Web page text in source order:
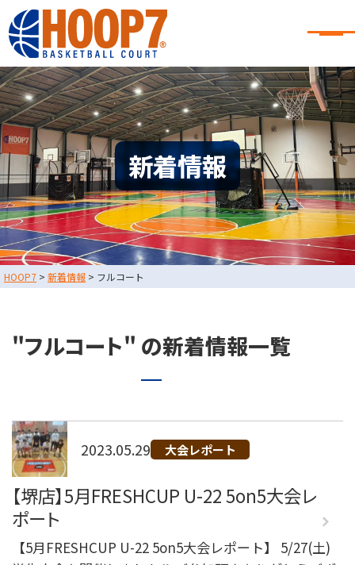
大阪・東大阪・堺のバスケコートレンタル｜HOOP7
大阪・東大阪・堺のバスケコート
レンタル｜HOOP7
HOME
初めての方へ
東大阪店
堺店
大会・イベント情報
HOOPERSスクール
バスケ×BBQ
お知らせ
スタッフブログ
お問い合わせ
利用規約
運営会社情報
採用情報
TEL.0729-65-6060
コート利用予約
新着情報
HOOP7 > 新着情報 > フルコート
"フルコート" の新着情報一覧
2023.05.29 大会レポート
【堺店】5月FRESHCUP U-22 5on5大会レ
ポート
【5月FRESHCUP U-22 5on5大会レポート】 5/27(土)